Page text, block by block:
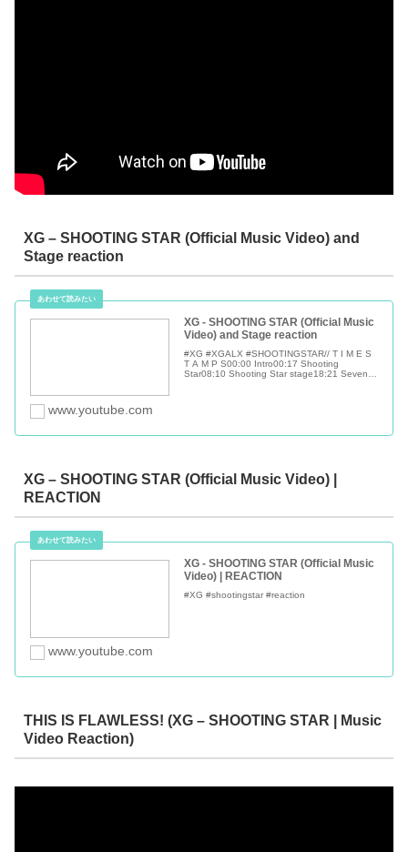
XG – SHOOTING STAR (Official Music Video) and
Stage reaction
XG - SHOOTING STAR (Official Music
Video) and Stage reaction
#XG #XGALX #SHOOTINGSTAR// T I M E S
T A M P S00:00 Intro00:17 Shooting
Star08:10 Shooting Star stage18:21 Seven
www.youtube.com
XG – SHOOTING STAR (Official Music Video) |
REACTION
XG - SHOOTING STAR (Official Music
Video) | REACTION
#XG #shootingstar #reaction
www.youtube.com
THIS IS FLAWLESS! (XG – SHOOTING STAR | Music
Video Reaction)